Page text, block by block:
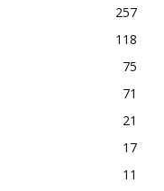
257
118
75
71
21
17
11